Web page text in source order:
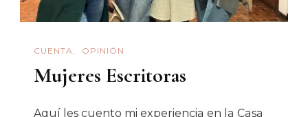
La
CUENTA OPINIÓN
Mujeres Escritoras
Aquí les cuento mi experiencia en la Casa